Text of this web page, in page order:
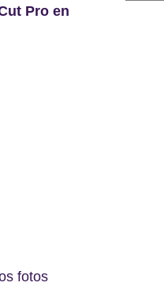
Pro en
fotos